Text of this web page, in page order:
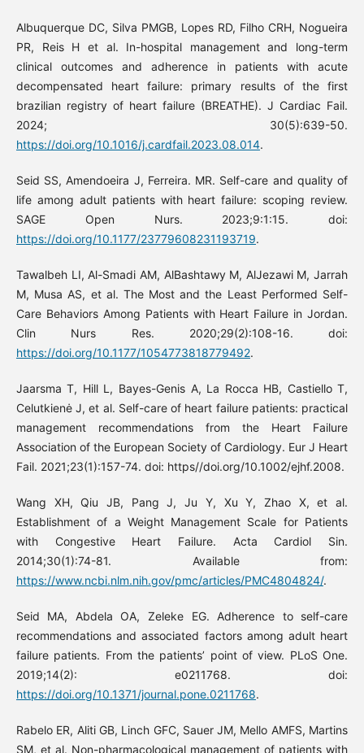
Albuquerque DC, Silva PMGB, Lopes RD, Filho CRH, Nogueira
PR, Reis H et al. In-hospital management and long-term
clinical outcomes and adherence in patients with acute
decompensated heart failure: primary results of the first
brazilian registry of heart failure (BREATHE). J Cardiac Fail.
2024; 30(5):639-50.
https://doi.org/10.1016/j.cardfail.2023.08.014.
Seid SS, Amendoeira J, Ferreira. MR. Self-care and quality of
life among adult patients with heart failure: scoping review.
SAGE Open Nurs. 2023;9:1:15. doi:
https://doi.org/10.1177/23779608231193719.
Tawalbeh LI, Al-Smadi AM, AlBashtawy M, AlJezawi M, Jarrah
M, Musa AS, et al. The Most and the Least Performed Self-
Care Behaviors Among Patients with Heart Failure in Jordan.
Clin Nurs Res. 2020;29(2):108-16. doi:
https://doi.org/10.1177/1054773818779492.
Jaarsma T, Hill L, Bayes-Genis A, La Rocca HB, Castiello T,
Celutkienė J, et al. Self-care of heart failure patients: practical
management recommendations from the Heart Failure
Association of the European Society of Cardiology. Eur J Heart
Fail. 2021;23(1):157-74. doi: https//doi.org/10.1002/ejhf.2008.
Wang XH, Qiu JB, Pang J, Ju Y, Xu Y, Zhao X, et al.
Establishment of a Weight Management Scale for Patients
with Congestive Heart Failure. Acta Cardiol Sin.
2014;30(1):74-81. Available from:
https://www.ncbi.nlm.nih.gov/pmc/articles/PMC4804824/.
Seid MA, Abdela OA, Zeleke EG. Adherence to self-care
recommendations and associated factors among adult heart
failure patients. From the patients’ point of view. PLoS One.
2019;14(2): e0211768. doi:
https://doi.org/10.1371/journal.pone.0211768.
Rabelo ER, Aliti GB, Linch GFC, Sauer JM, Mello AMFS, Martins
SM, et al. Non-pharmacological management of patients with